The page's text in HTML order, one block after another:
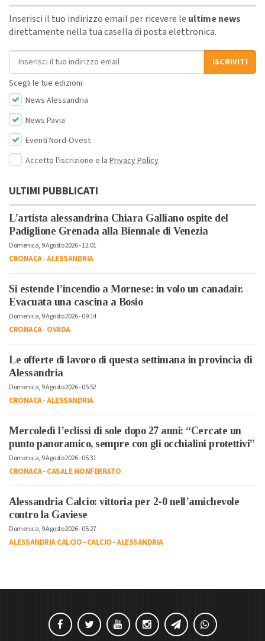
Inserisci il tuo indirizzo email per ricevere le ultime news
direttamente nella tua casella di posta elettronica.
Indirizzo email
ISCRIVITI
Scegli le tue edizioni:
News Alessandria
News Pavia
Eventi Nord-Ovest
Accetto l'iscrizione e la Privacy Policy
ULTIMI PUBBLICATI
L’artista alessandrina Chiara Galliano ospite del
Padiglione Grenada alla Biennale di Venezia
Domenica, 9 Agosto 2026 - 12:01
CRONACA-ALESSANDRIA
Si estende l’incendio a Mornese: in volo un canadair.
Evacuata una cascina a Bosio
Domenica, 9 Agosto 2026 - 09:14
CRONACA-OVADA
Le offerte di lavoro di questa settimana in provincia di
Alessandria
Domenica, 9 Agosto 2026 - 05:52
CRONACA-ALESSANDRIA
Mercoledì l’eclissi di sole dopo 27 anni: “Cercate un
punto panoramico, sempre con gli occhialini protettivi”
Domenica, 9 Agosto 2026 - 05:31
CRONACA-CASALE MONFERRATO
Alessandria Calcio: vittoria per 2-0 nell’amichevole
contro la Gaviese
Domenica, 9 Agosto 2026 - 05:27
ALESSANDRIA CALCIO-CALCIO-ALESSANDRIA